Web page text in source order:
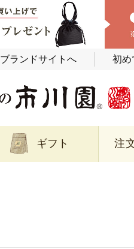
ブランドサイトへ 初め
ギフト 注